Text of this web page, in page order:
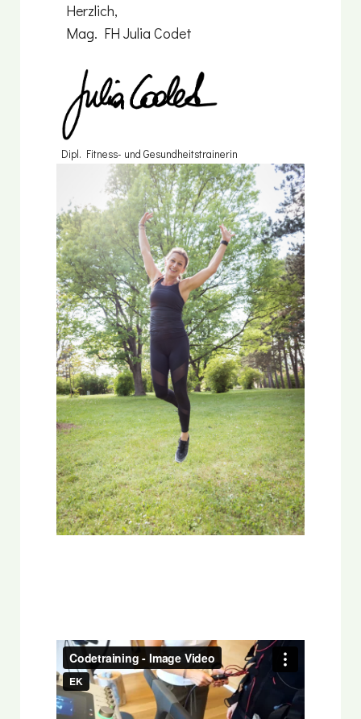
Herzlich,
Mag. FH Julia Codet
Dipl. Fitness- und Gesundheitstrainerin